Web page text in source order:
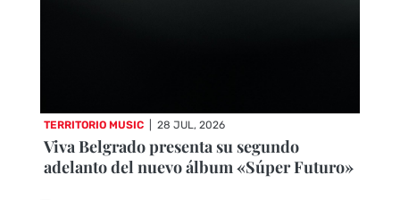
TERRITORIO MUSIC 28 JUL, 2026
Viva Belgrado presenta su segundo
adelanto del nuevo álbum «Súper Futuro»